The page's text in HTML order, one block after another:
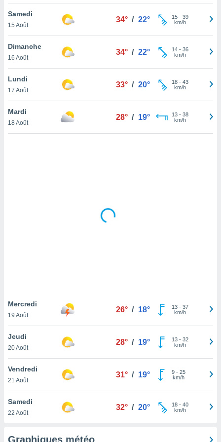
votre
à
en
le
notre
que
et que
Samedi
15 Août
34° / 22° 15- 39
km/h
Dimanche
16 Août
34° / 22° 14- 36
km/h
Lundi
17 Août
33° / 20° 18- 43
km/h
Mardi
18 Août
28° / 19° 13- 38
km/h
Mercredi
19 Août
26° / 18° 13- 37
km/h
Jeudi
20 Août
28° / 19° 13- 32
km/h
Vendredi
21 Août
31° / 19° 9- 25
km/h
Samedi
22 Août
32° / 20° 18- 40
km/h
Graphiques météo